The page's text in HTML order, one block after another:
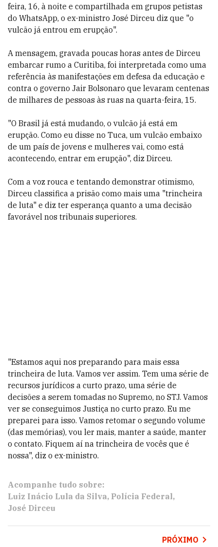
feira, 16, à noite e compartilhada em grupos petistas
do WhatsApp, o ex-ministro José Dirceu diz que "o
vulcão já entrou em erupção".
A mensagem, gravada poucas horas antes de Dirceu
embarcar rumo a Curitiba, foi interpretada como uma
referência às manifestações em defesa da educação e
contra o governo Jair Bolsonaro que levaram centenas
de milhares de pessoas às ruas na quarta-feira, 15.
"O Brasil já está mudando, o vulcão já está em
erupção. Como eu disse no Tuca, um vulcão embaixo
de um país de jovens e mulheres vai, como está
acontecendo, entrar em erupção", diz Dirceu.
Com a voz rouca e tentando demonstrar otimismo,
Dirceu classifica a prisão como mais uma "trincheira
de luta" e diz ter esperança quanto a uma decisão
favorável nos tribunais superiores.
"Estamos aqui nos preparando para mais essa
trincheira de luta. Vamos ver assim. Tem uma série de
recursos jurídicos a curto prazo, uma série de
decisões a serem tomadas no Supremo, no STJ. Vamos
ver se conseguimos Justiça no curto prazo. Eu me
preparei para isso. Vamos retomar o segundo volume
(das memórias), vou ler mais, manter a saúde, manter
o contato. Fiquem aí na trincheira de vocês que é
nossa", diz o ex-ministro.
Acompanhe tudo sobre:
Luiz Inácio Lula da Silva Polícia Federal
José Dirceu
PRÓXIMO